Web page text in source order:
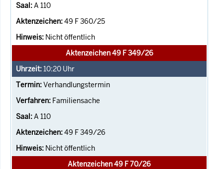
A 110
49 F 360/25
Nicht öffentlich
Aktenzeichen 49 F 349/26
10:20 Uhr
Verhandlungstermin
Familiensache
A 110
49 F 349/26
Nicht öffentlich
Aktenzeichen 49 F 70/26